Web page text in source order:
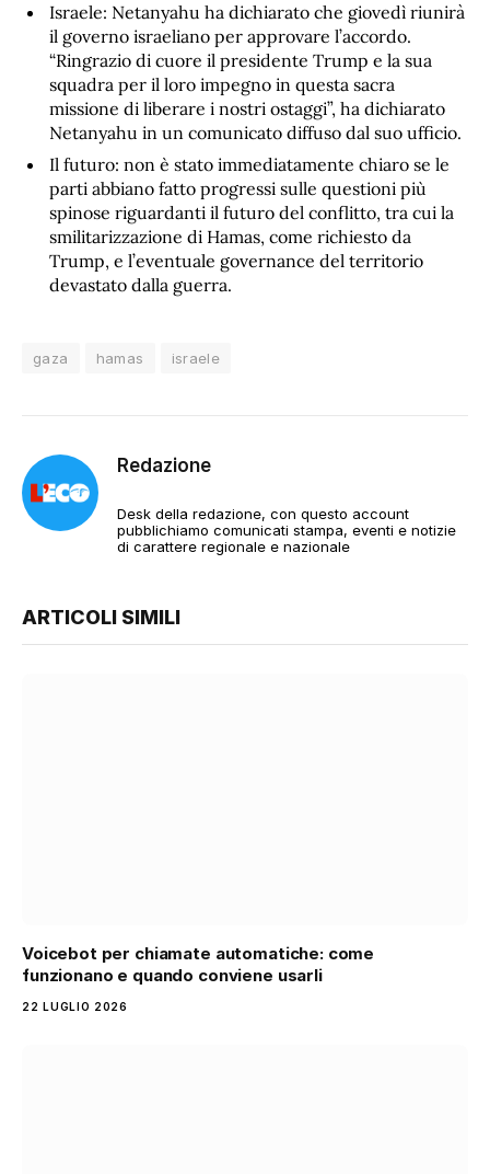
Israele: Netanyahu ha dichiarato che giovedì riunirà
il governo israeliano per approvare l’accordo.
“Ringrazio di cuore il presidente Trump e la sua
squadra per il loro impegno in questa sacra
missione di liberare i nostri ostaggi”, ha dichiarato
Netanyahu in un comunicato diffuso dal suo ufficio.
Il futuro: non è stato immediatamente chiaro se le
parti abbiano fatto progressi sulle questioni più
spinose riguardanti il futuro del conflitto, tra cui la
smilitarizzazione di Hamas, come richiesto da
Trump, e l’eventuale governance del territorio
devastato dalla guerra.
gaza hamas israele
Redazione
Desk della redazione, con questo account
pubblichiamo comunicati stampa, eventi e notizie
di carattere regionale e nazionale
ARTICOLI SIMILI
Voicebot per chiamate automatiche: come
funzionano e quando conviene usarli
22 LUGLIO 2026